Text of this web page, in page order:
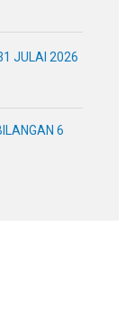
JULAI 2026
6